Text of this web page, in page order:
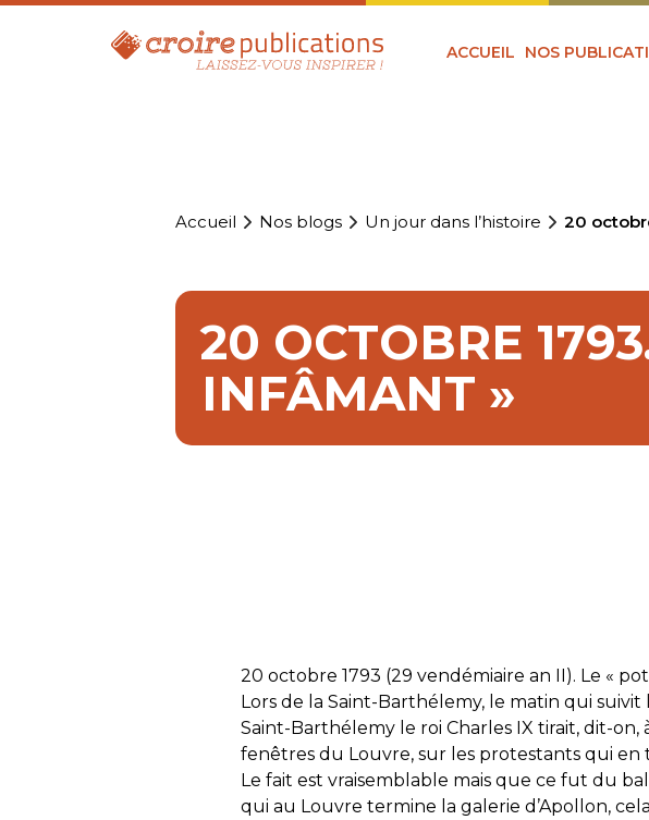
ACCUEIL NOS
Accueil Nos blogs Un jour dans l’histoire 20
20 OCTOBRE
INFÂMANT »
20 octobre 1793 (29 vendémiaire an II). Le «
Lors de la Saint-Barthélemy, le matin qui
Saint-Barthélemy le roi Charles IX tirait, dit-on,
fenêtres du Louvre, sur les protestants qui en
Le fait est vraisemblable mais que ce fut du
qui au Louvre termine la galerie d’Apollon,